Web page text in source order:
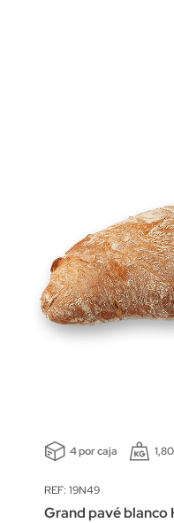
4 por caja
REF: 19N49
Grand pavé blanco